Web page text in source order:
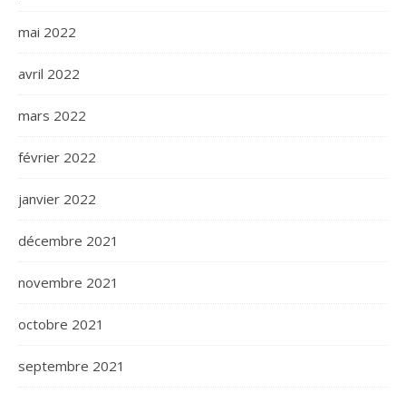
mai 2022
avril 2022
mars 2022
février 2022
janvier 2022
décembre 2021
novembre 2021
octobre 2021
septembre 2021